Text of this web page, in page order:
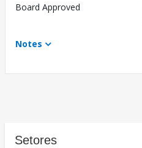
Board Approved
Notes
Setores